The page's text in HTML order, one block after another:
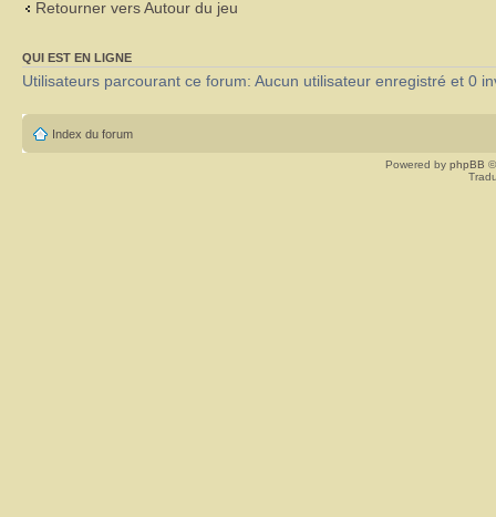
Retourner vers Autour du jeu
QUI EST EN LIGNE
Utilisateurs parcourant ce forum: Aucun utilisateur enregistré et 0
Index du forum
Powered by phpBB